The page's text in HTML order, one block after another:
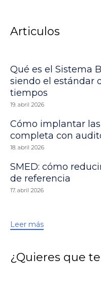
Articulos
Qué es el Sistema
siendo el estándar
tiempos
19. abril 2026
Cómo implantar
completa con
18. abril 2026
SMED: cómo
de referencia
17. abril 2026
Leer más
¿Quieres que